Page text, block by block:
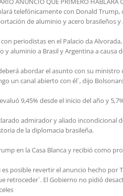
telefónicamente con Donald
de aluminio y acero brasileños
periodistas en el Palacio da
y aluminio a Brasil y Argentina a
abordar el asunto con su ministro
un canal abierto con él`, dijo
9,45% desde el inicio del año y
admirador y aliado incondicional
de la diplomacia brasileña.
en la Casa Blanca y recibió como
posible revertir el anuncio hecho por
retroceder`. El Gobierno no pidió